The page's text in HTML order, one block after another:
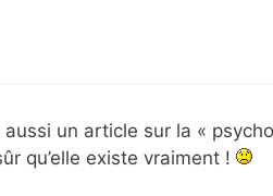
aussi un article sur la «
qu’elle existe vraiment !